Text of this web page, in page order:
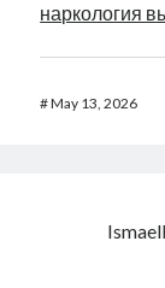
наркология
#May 13, 2026